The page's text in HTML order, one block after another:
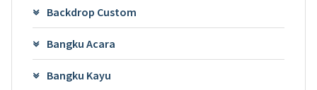
Backdrop Custom
Bangku Acara
Bangku Kayu